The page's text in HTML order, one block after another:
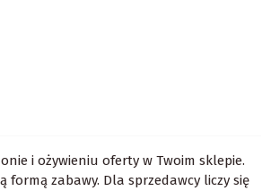
i ożywieniu oferty w Twoim sklepie.
zabawy. Dla sprzedawcy liczy się